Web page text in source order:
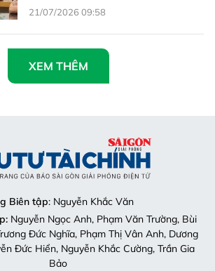
21/07/2026 09:58
XEM THÊM
Biên tập: Nguyễn Khắc Văn
Nguyễn Ngọc Anh, Phạm Văn Trường, Bùi
Đức Nghĩa, Phạm Thị Vân Anh, Dương
Đức Hiển, Nguyễn Khắc Cường, Trần Gia
Bảo